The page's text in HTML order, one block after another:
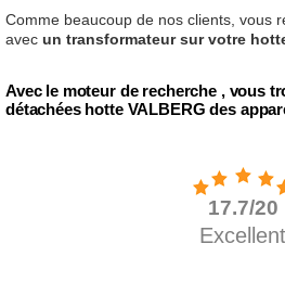
Comme beaucoup de nos clients, vous
avec un transformateur sur votre
Avec le moteur de recherche , vous
détachées hotte VALBERG des